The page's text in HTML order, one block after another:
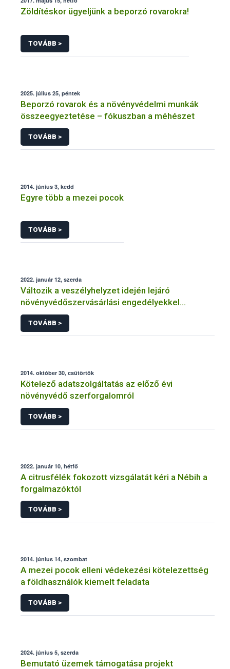
Zöldítéskor ügyeljünk a beporzó rovarokra!
TOVÁBB >
2025. július 25, péntek
Beporzó rovarok és a növényvédelmi munkák
összeegyeztetése – fókuszban a méhészet
TOVÁBB >
2014. június 3, kedd
Egyre több a mezei pocok
TOVÁBB >
2022. január 12, szerda
Változik a veszélyhelyzet idején lejáró
növényvédőszervásárlási engedélyekkel
kapcsolatos szabályozás
TOVÁBB >
2014. október 30, csütörtök
Kötelező adatszolgáltatás az előző évi
növényvédő szerforgalomról
TOVÁBB >
2022. január 10, hétfő
A citrusfélék fokozott vizsgálatát kéri a Nébih a
forgalmazóktól
TOVÁBB >
2014. június 14, szombat
A mezei pocok elleni védekezési kötelezettség
a földhasználók kiemelt feladata
TOVÁBB >
2024. június 5, szerda
Bemutató üzemek támogatása projekt